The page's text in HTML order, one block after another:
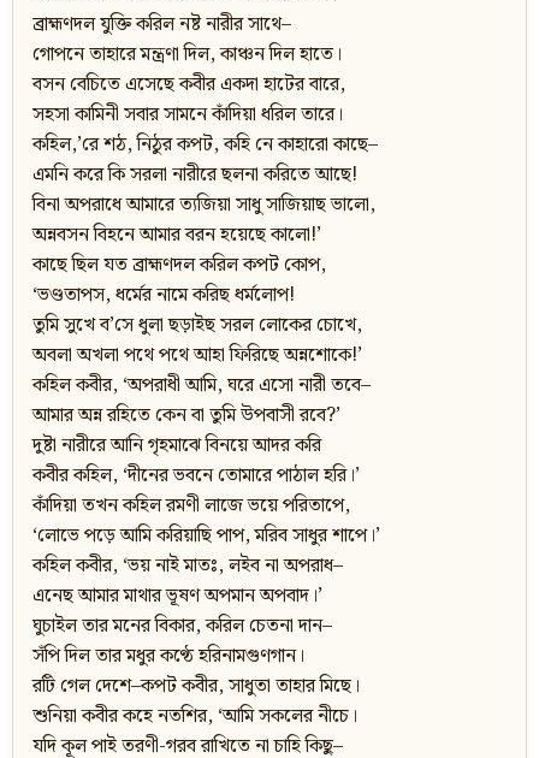
ব্রাহ্মণদল যুক্তি করিল নষ্ট নারীর সাথে–
গোপনে তাহারে মন্ত্রণা দিল, কাঞ্চন দিল হাতে।
বসন বেচিতে এসেছে কবীর একদা হাটের বারে,
সহসা কামিনী সবার সামনে কাঁদিয়া ধরিল তারে।
কহিল,’রে শঠ, নিঠুর কপট, কহি নে কাহারো কাছে–
এমনি করে কি সরলা নারীরে ছলনা করিতে আছে!
বিনা অপরাধে আমারে ত্যজিয়া সাধু সাজিয়াছ ভালো,
অন্নবসন বিহনে আমার বরন হয়েছে কালো!’
কাছে ছিল যত ব্রাহ্মণদল করিল কপট কোপ,
‘ভণ্ডতাপস, ধর্মের নামে করিছ ধর্মলোপ!
তুমি সুখে ব’সে ধুলা ছড়াইছ সরল লোকের চোখে,
অবলা অখলা পথে পথে আহা ফিরিছে অন্নশোকে!’
কহিল কবীর, ‘অপরাধী আমি, ঘরে এসো নারী তবে–
আমার অন্ন রহিতে কেন বা তুমি উপবাসী রবে?’
দুষ্টা নারীরে আনি গৃহমাঝে বিনয়ে আদর করি
কবীর কহিল, ‘দীনের ভবনে তোমারে পাঠাল হরি।’
কাঁদিয়া তখন কহিল রমণী লাজে ভয়ে পরিতাপে,
‘লোভে পড়ে আমি করিয়াছি পাপ, মরিব সাধুর শাপে।’
কহিল কবীর, ‘ভয় নাই মাতঃ, লইব না অপরাধ–
এনেছ আমার মাথার ভূষণ অপমান অপবাদ।’
ঘুচাইল তার মনের বিকার, করিল চেতনা দান–
সঁপি দিল তার মধুর কণ্ঠে হরিনামগুণগান।
রটি গেল দেশে–কপট কবীর, সাধুতা তাহার মিছে।
শুনিয়া কবীর কহে নতশির, ‘আমি সকলের নীচে।
যদি কূল পাই তরণী-গরব রাখিতে না চাহি কিছু–